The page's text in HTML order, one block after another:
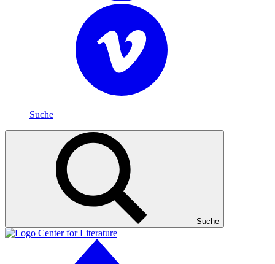
Suche
Suche